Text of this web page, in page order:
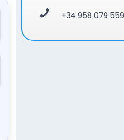
+34 958 079 559